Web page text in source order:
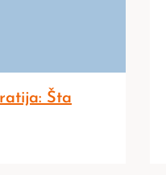
Šta